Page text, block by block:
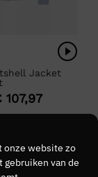
onze website zo
van de
Jacket
107,97